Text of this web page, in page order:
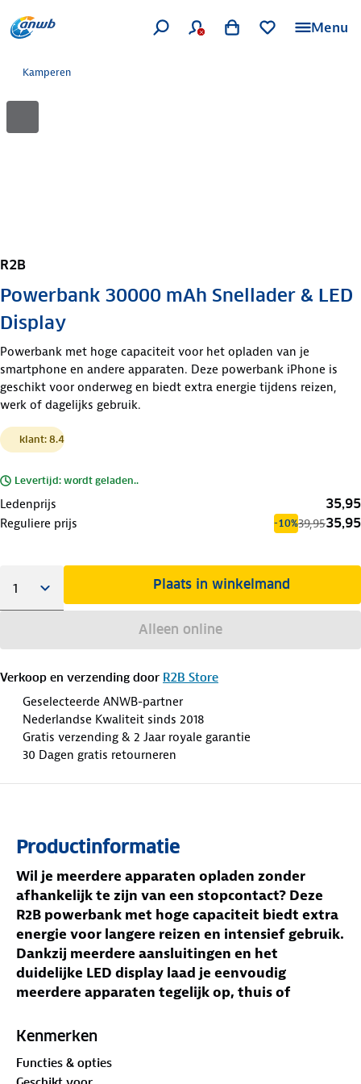
Menu
Kamperen
R2B
Powerbank 30000 mAh Snellader & LED
Display
Powerbank met hoge capaciteit voor het opladen van je
smartphone en andere apparaten. Deze powerbank iPhone is
geschikt voor onderweg en biedt extra energie tijdens reizen,
werk of dagelijks gebruik.
klant: 8.4
Levertijd: wordt geladen..
Ledenprijs 35,95
Reguliere prijs -10%39,9535,95
Plaats in winkelmand
Alleen online
Verkoop en verzending door R2B Store
Geselecteerde ANWB-partner
Nederlandse Kwaliteit sinds 2018
Gratis verzending & 2 Jaar royale garantie
30 Dagen gratis retourneren
Productinformatie
Wil je meerdere apparaten opladen zonder
afhankelijk te zijn van een stopcontact? Deze
R2B powerbank met hoge capaciteit biedt extra
energie voor langere reizen en intensief gebruik.
Dankzij meerdere aansluitingen en het
duidelijke LED display laad je eenvoudig
meerdere apparaten tegelijk op, thuis of
30.000 mAh capaciteit
Kenmerken
Functies & opties